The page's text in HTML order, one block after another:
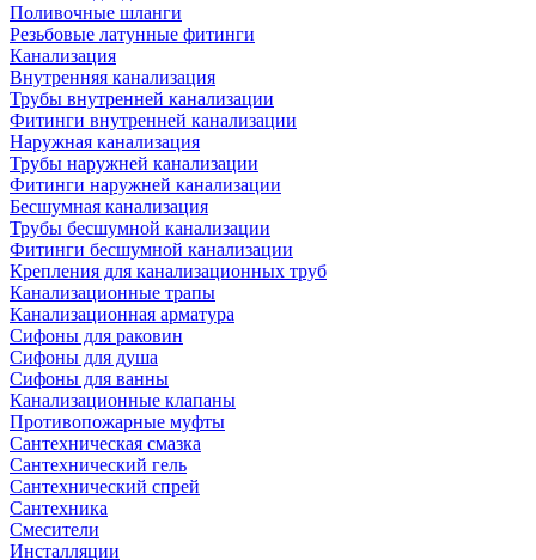
Поливочные шланги
Резьбовые латунные фитинги
Канализация
Внутренняя канализация
Трубы внутренней канализации
Фитинги внутренней канализации
Наружная канализация
Трубы наружней канализации
Фитинги наружней канализации
Бесшумная канализация
Трубы бесшумной канализации
Фитинги бесшумной канализации
Крепления для канализационных труб
Канализационные трапы
Канализационная арматура
Сифоны для раковин
Сифоны для душа
Сифоны для ванны
Канализационные клапаны
Противопожарные муфты
Сантехническая смазка
Сантехнический гель
Сантехнический спрей
Сантехника
Смесители
Инсталляции